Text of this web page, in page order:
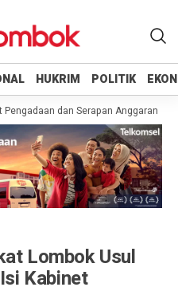
HUKRIM POLITIK
HUKRIM POLITIK
dan Serapan Anggaran
Lombok Usul
Kabinet